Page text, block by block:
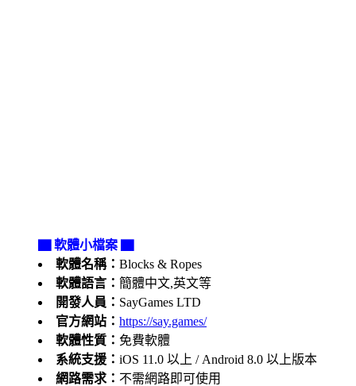
▇ 軟體小檔案 ▇
軟體名稱： Blocks & Ropes
軟體語言： 簡體中文,英文等
開發人員： SayGames LTD
官方網站： https://say.games/
軟體性質： 免費軟體
系統支援： iOS 11.0 以上 / Android 8.0 以上版本
網路需求： 不需網路即可使用